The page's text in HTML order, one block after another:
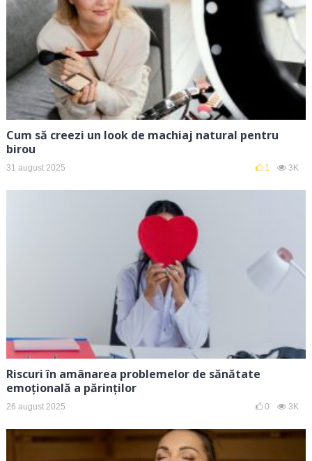
Cum să creezi un look de machiaj natural pentru
birou
31 august 2025 1 3K
Riscuri în amânarea problemelor de sănătate
emoțională a părinților
26 august 2025 0 3K